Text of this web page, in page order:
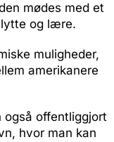
mødes med et
og lære.
muligheder,
amerikanere
også offentliggjort
hvor man kan